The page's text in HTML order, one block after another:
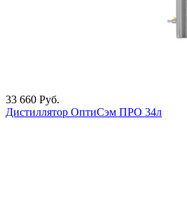
33 660 Руб.
Дистиллятор ОптиСэм ПРО 34л